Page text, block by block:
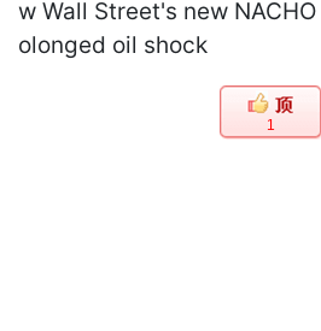
w Wall Street's new
olonged oil shock
1